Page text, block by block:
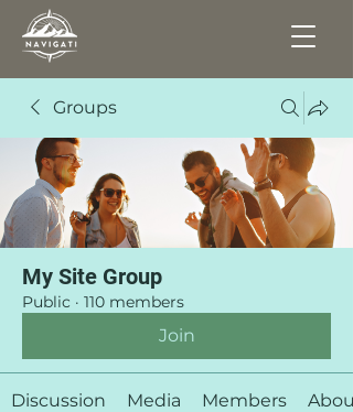
Groups
My Site Group
Public · 110 members
Join
Discussion Media Members About